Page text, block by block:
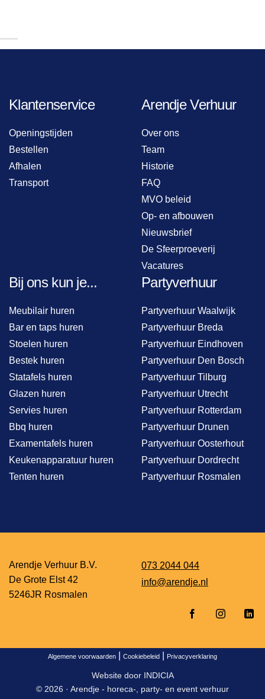
Klantenservice
Openingstijden
Bestellen
Afhalen
Transport
Arendje Verhuur
Over ons
Team
Historie
FAQ
MVO beleid
Op- en afbouwen
Nieuwsbrief
De Sfeerproeverij
Vacatures
Bij ons kun je...
Meubilair huren
Bar en taps huren
Stoelen huren
Bestek huren
Statafels huren
Glazen huren
Servies huren
Bbq huren
Examentafels huren
Keukenapparatuur huren
Tenten huren
Partyverhuur
Partyverhuur Waalwijk
Partyverhuur Breda
Partyverhuur Eindhoven
Partyverhuur Den Bosch
Partyverhuur Tilburg
Partyverhuur Utrecht
Partyverhuur Rotterdam
Partyverhuur Drunen
Partyverhuur Oosterhout
Partyverhuur Dordrecht
Partyverhuur Rosmalen
Arendje Verhuur B.V.
De Grote Elst 42
5246JR Rosmalen
073 2044 044
info@arendje.nl
Algemene voorwaarden Cookiebeleid Privacyverklaring
Website door INDICIA
© 2026 · Arendje - horeca-, party- en event verhuur